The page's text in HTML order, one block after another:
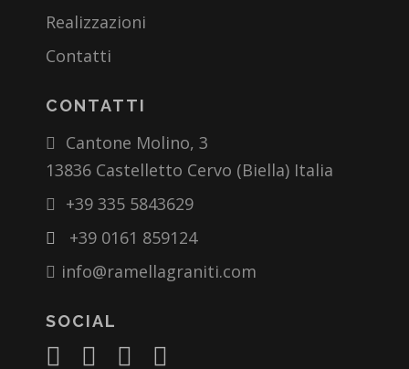
Realizzazioni
Contatti
CONTATTI
Cantone Molino, 3
13836 Castelletto Cervo (Biella) Italia
+39 335 5843629
+39 0161 859124
info@ramellagraniti.com
SOCIAL